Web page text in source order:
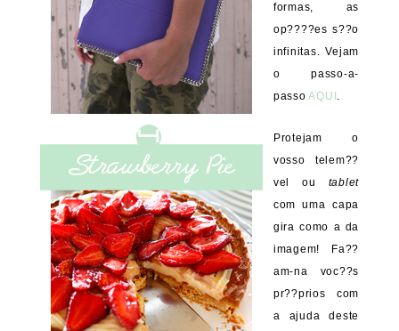
formas, as
op????es s??o
infinitas. Vejam
o passo-a-
passoAQUI .
Protejam o
vosso telem??
vel ou tablet
com uma capa
gira como a da
imagem! Fa??
am-na voc??s
pr??prios com
a ajuda deste